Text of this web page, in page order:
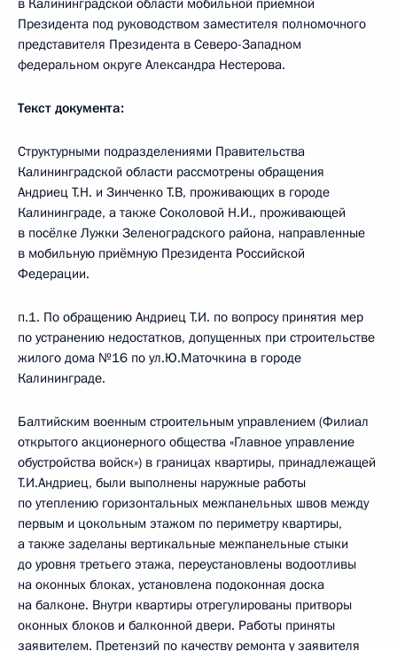
в Калининградской области мобильной приёмной
Президента под руководством заместителя полномочного
представителя Президента в Северо-Западном
федеральном округе Александра Нестерова.
Текст документа:
Структурными подразделениями Правительства
Калининградской области рассмотрены обращения
Андриец Т.Н. и Зинченко Т.В, проживающих в городе
Калининграде, а также Соколовой Н.И., проживающей
в посёлке Лужки Зеленоградского района, направленные
в мобильную приёмную Президента Российской
Федерации.
п.1. По обращению Андриец Т.И. по вопросу принятия мер
по устранению недостатков, допущенных при строительстве
жилого дома №16 по ул.Ю.Маточкина в городе
Калининграде.
Балтийским военным строительным управлением (Филиал
открытого акционерного общества «Главное управление
обустройства войск») в границах квартиры, принадлежащей
Т.И.Андриец, были выполнены наружные работы
по утеплению горизонтальных межпанельных швов между
первым и цокольным этажом по периметру квартиры,
а также заделаны вертикальные межпанельные стыки
до уровня третьего этажа, переустановлены водоотливы
на оконных блоках, установлена подоконная доска
на балконе. Внутри квартиры отрегулированы притворы
оконных блоков и балконной двери. Работы приняты
заявителем. Претензий по качеству ремонта у заявителя